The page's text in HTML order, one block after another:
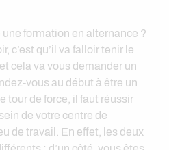
formation en alternance ?
c’est qu’il va falloir tenir le
cela va vous demander un
vous au début à être un
tour de force, il faut réussir
de votre centre de
de travail. En effet, les deux